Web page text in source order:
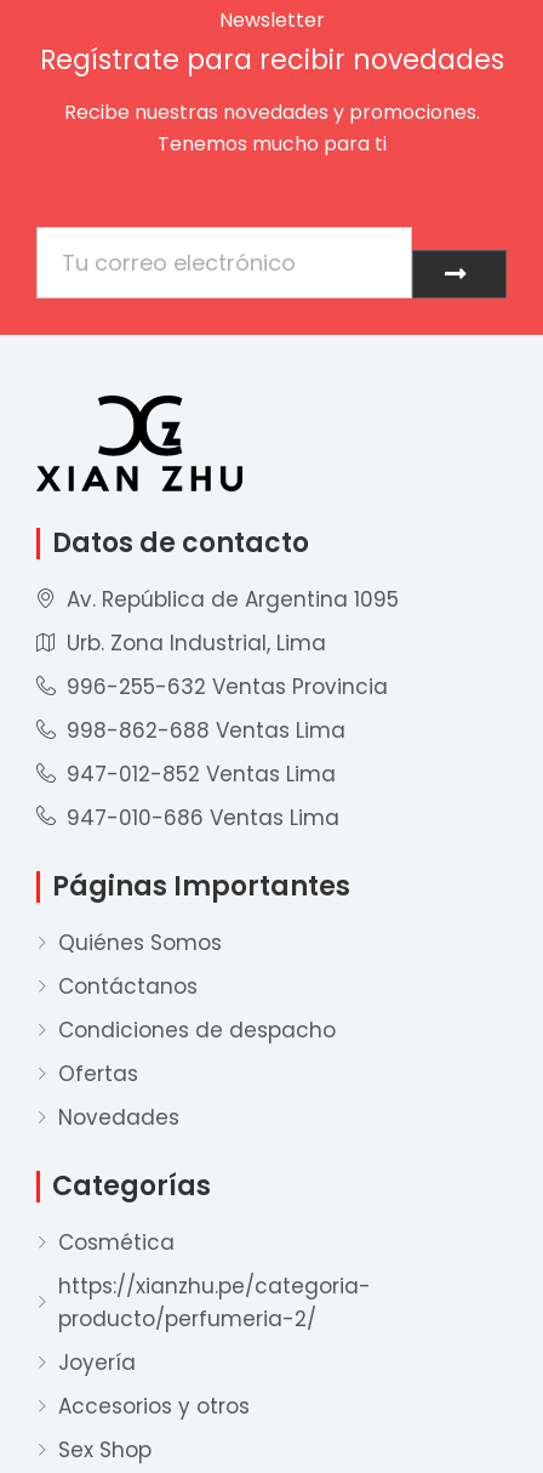
Newsletter
Regístrate para recibir novedades
Recibe nuestras novedades y promociones.
Tenemos mucho para ti
Enviar
Datos de contacto
Av. República de Argentina 1095
Urb. Zona Industrial, Lima
996-255-632 Ventas Provincia
998-862-688 Ventas Lima
947-012-852 Ventas Lima
947-010-686 Ventas Lima
Páginas Importantes
Quiénes Somos
Contáctanos
Condiciones de despacho
Ofertas
Novedades
Categorías
Cosmética
https://xianzhu.pe/categoria-
producto/perfumeria-2/
Joyería
Accesorios y otros
Sex Shop
ayudaremos con gusto!
Ventas Provincia
Xian Zhu
Xian Zhu